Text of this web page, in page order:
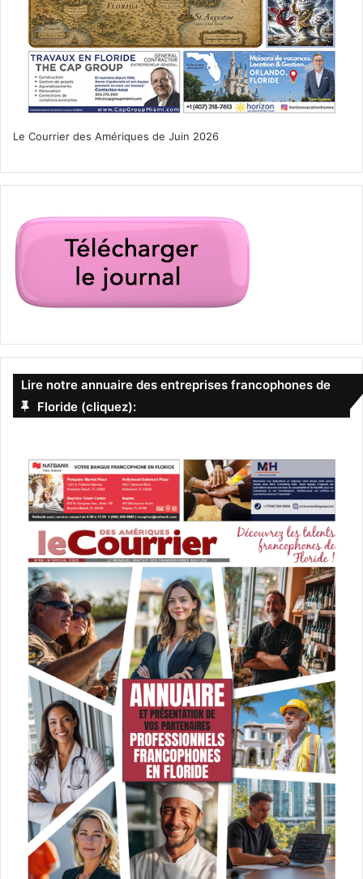
One of the greatest honors of my
life was voting for you today mom.
As always, I’m beyond proud of
youpic.twitter.com/d4azrAry0U
(@ChelseaClinton)8 novembre
2016
[spacer color= »0061C2″ icon= »fa-arrow-circle-o-right »
style= »3″]
Samedi dernier à Little Havana (Miami), il y avait
compétition chez les Latinos pour défendre
son favori pour l’élection présidentielle.
Le pouvoir des minorités
– En 2012, 93% des Afro-américains avaient voté pour le
candidat Barack Obama. Leur forte mobilisation en faveur
d’Hillary Clinton lui a permis de battre le sénateur Sanders
durant la primaire. Mais la motivation sera-t-elle égale à ce
qu’elle fut pour élire et réélire Obama ?
– Les Latinos vont également peser lourd dans la balance
électorale, notamment en Floride. Une
forte mobilisation est en cours dans cette communauté.
Dans des Etats comme la Californie ou le Texas, ça ne
changera pas le nom du gagnant. Mais dans d’autres ça
pourrait être plus significatif. Ainsi, les immigrés cubains
de Floride – et leurs descendants – se sont toujours
mobilisés en faveur des Républicains, et contre tout ce qui
Le Courrier des Amériques de Juin 2026
Lire notre annuaire des entreprises francophones de
Floride (cliquez):